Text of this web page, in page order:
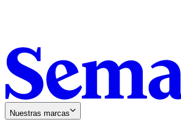
Nuestras marcas